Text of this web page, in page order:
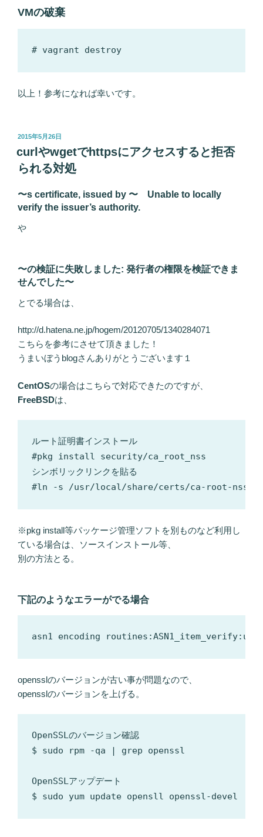
VMの破棄
以上！参考になれば幸いです。
投
日:
2015年5月26日
curlやwgetでhttpsにアクセスすると拒否
られる対処
〜s certificate, issued by 〜 Unable to locally
verify the issuer’s authority.
や
〜の検証に失敗しました: 発行者の権限を検証できま
せんでした〜
とでる場合は、
http://d.hatena.ne.jp/hogem/20120705/1340284071
こちらを参考にさせて頂きました！
うまいぼうblogさんありがとうございます１
CentOSの場合はこちらで対応できたのですが、
FreeBSDは、
ルート証明書インストール
#pkg install security/ca_root_nss
シンボリックリンクを貼る
※pkg install等パッケージ管理ソフトを別ものなど利用し
ている場合は、ソースインストール等、
別の方法とる。
下記のようなエラーがでる場合
opensslのバージョンが古い事が問題なので、
opensslのバージョンを上げる。
OpenSSLのバージョン確認
$ sudo rpm -qa | grep openssl
OpenSSLアップデート